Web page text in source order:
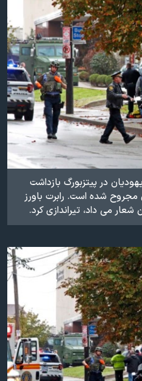
در پیتزبورگ بازداشت
مجروح شده است. رابرت باورز
می داد، تیراندازی کرد.